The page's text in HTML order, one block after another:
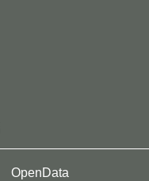
OpenData